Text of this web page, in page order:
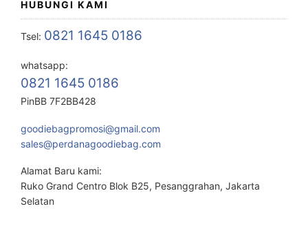
HUBUNGI KAMI
Tsel: 0821 1645 0186
whatsapp:
0821 1645 0186
PinBB 7F2BB428
goodiebagpromosi@gmail.com
sales@perdanagoodiebag.com
Alamat Baru kami:
Ruko Grand Centro Blok B25, Pesanggrahan, Jakarta
Selatan